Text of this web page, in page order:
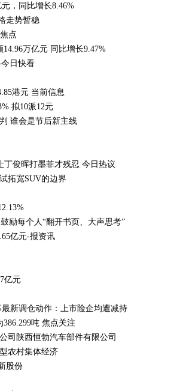
，同比增长8.46%
走势暂稳
点
万亿元 同比增长9.47%
日快看
港元 当前信息
拟10派12元
谁会是节后新主线
俊晖打墨菲才残忍 今日热议
拓宽SUV的边界
励每个人“翻开书页、大声思考”
亿元-报资讯
亿元
新调仓动作：上市险企均遭减持
吨 焦点关注
司陕西恒勃汽车部件有限公司
农村集体经济
股份